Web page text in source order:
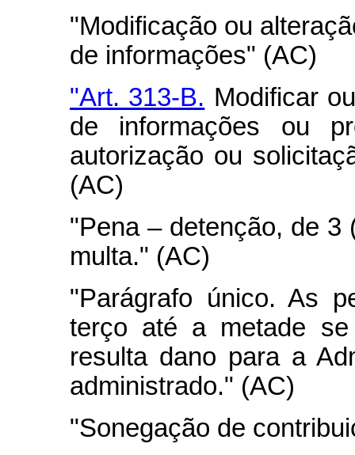
"Modificação ou
de informações" (AC)
"Art. 313-B. Modificar
de informações ou
autorização ou
(AC)
"Pena – detenção, de
multa." (AC)
"Parágrafo único. As
terço até a metade
resulta dano para a
administrado." (AC)
"Sonegação de